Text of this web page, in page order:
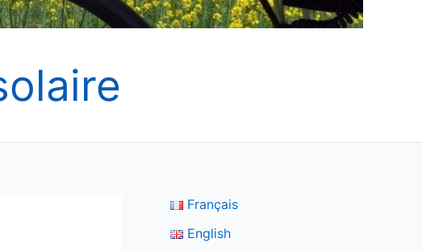
Français
English